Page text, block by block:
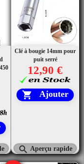
Clé à bougie 14mm pour
puit serré
12,90 €
 Ajouter
 Aperçu rapide